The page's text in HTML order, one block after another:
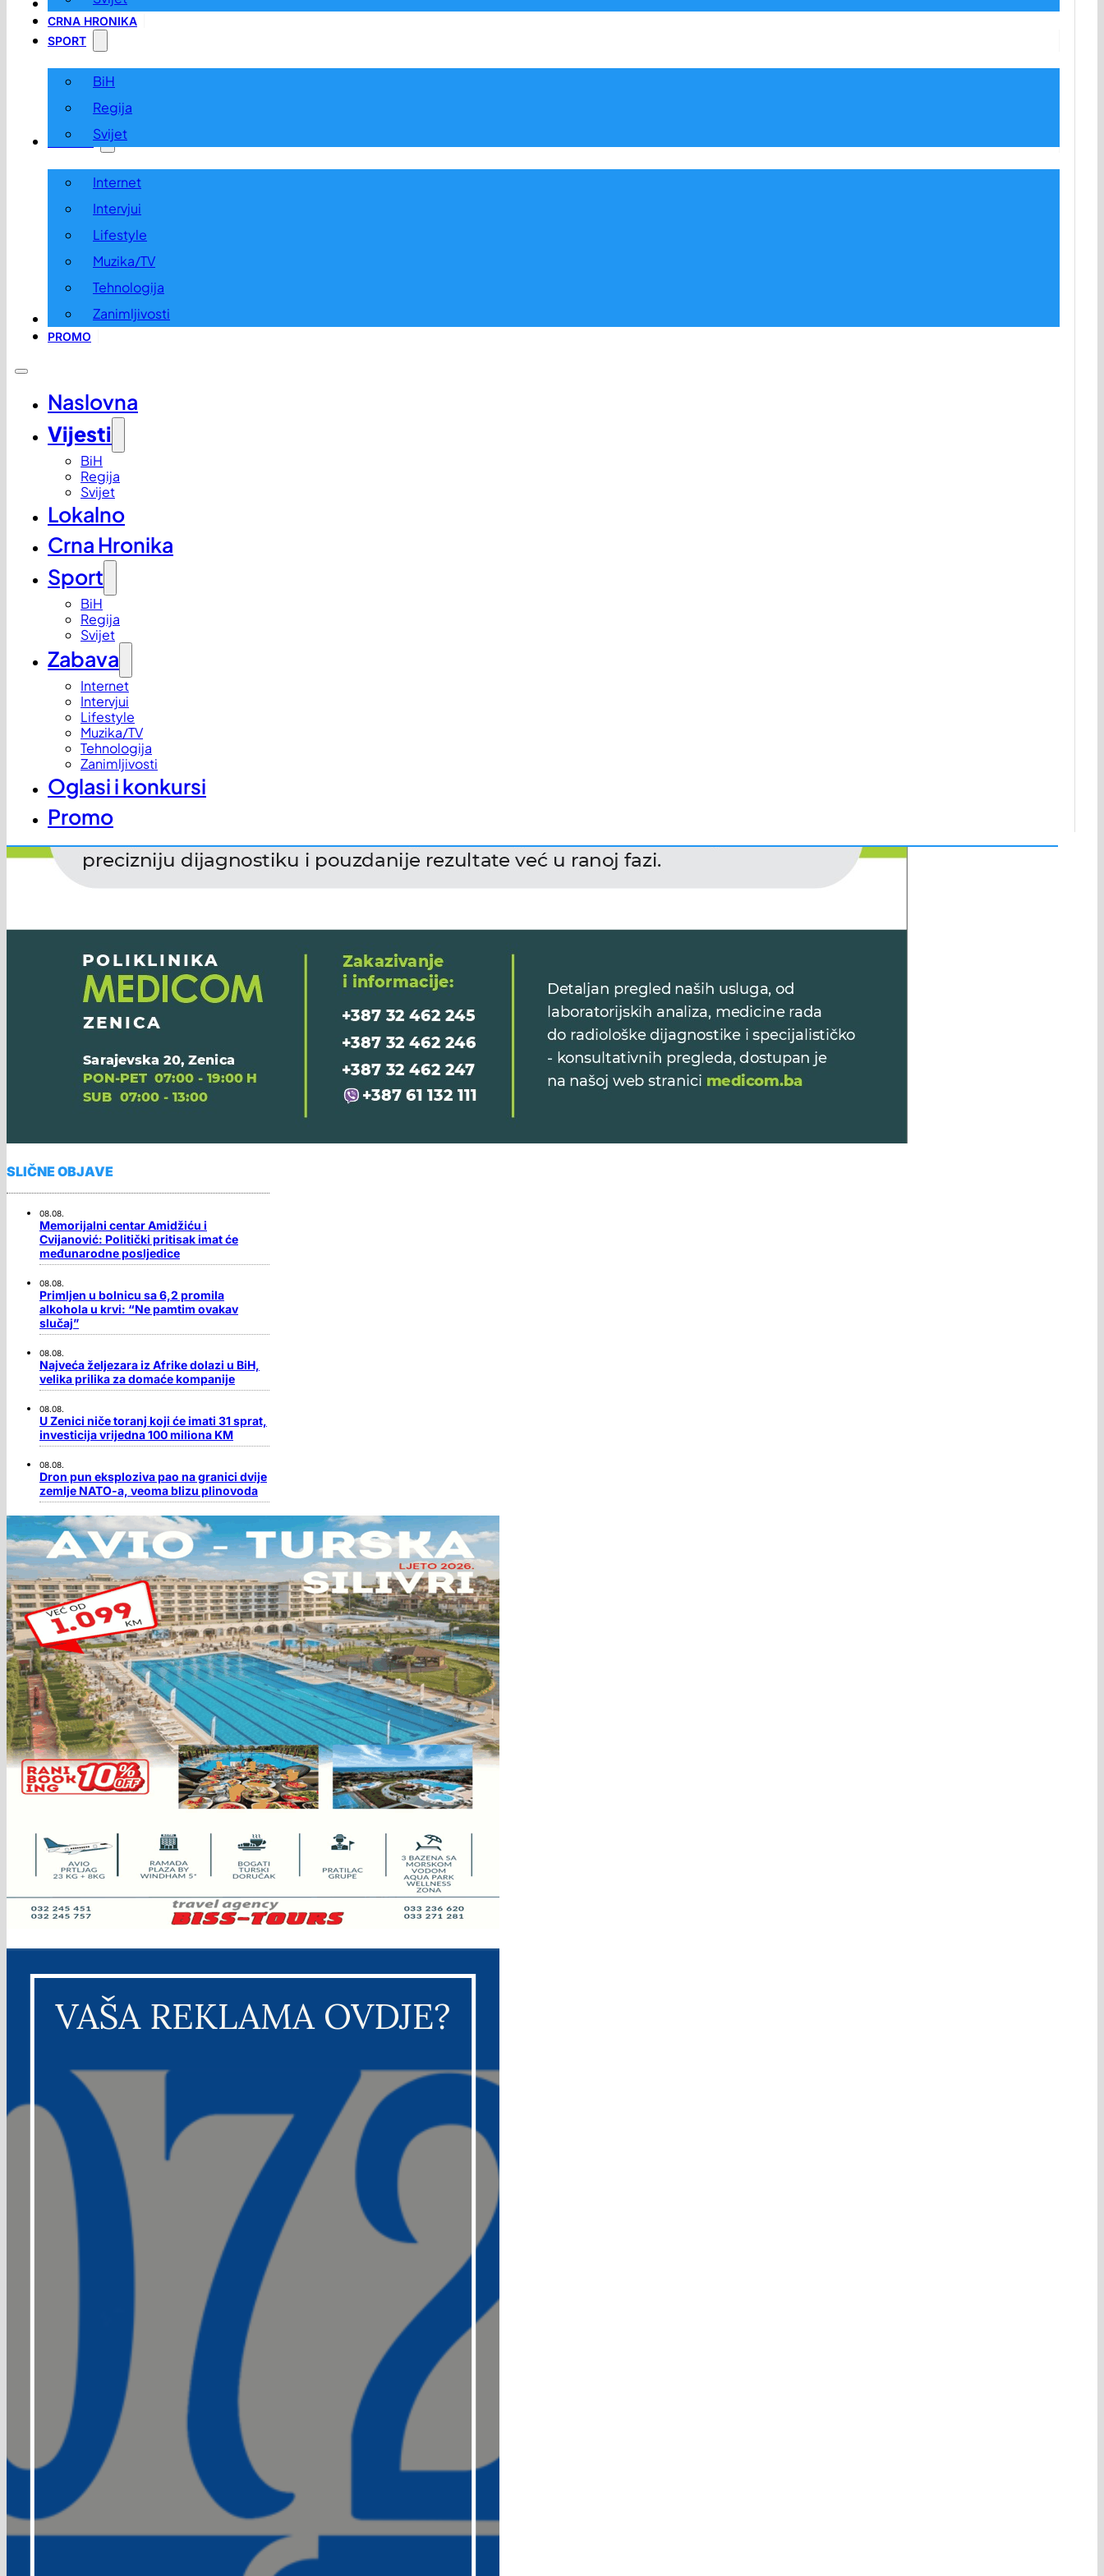
LOKALNO
CRNA HRONIKA
SPORT
BiH
Regija
Svijet
ZABAVA
Internet
Intervjui
Lifestyle
Muzika/TV
Tehnologija
Zanimljivosti
OGLASI I KONKURSI
PROMO
Naslovna
Vijesti
BiH
Regija
Svijet
Lokalno
Crna Hronika
Sport
BiH
Regija
Svijet
Zabava
Internet
Intervjui
Lifestyle
Muzika/TV
Tehnologija
Zanimljivosti
Oglasi i konkursi
Promo
SLIČNE OBJAVE
08.08.
Memorijalni centar Amidžiću i
Cvijanović: Politički pritisak imat će
međunarodne posljedice
08.08.
Primljen u bolnicu sa 6,2 promila
alkohola u krvi: “Ne pamtim ovakav
slučaj”
08.08.
Najveća željezara iz Afrike dolazi u BiH,
velika prilika za domaće kompanije
08.08.
U Zenici niče toranj koji će imati 31 sprat,
investicija vrijedna 100 miliona KM
08.08.
Dron pun eksploziva pao na granici dvije
zemlje NATO-a, veoma blizu plinovoda